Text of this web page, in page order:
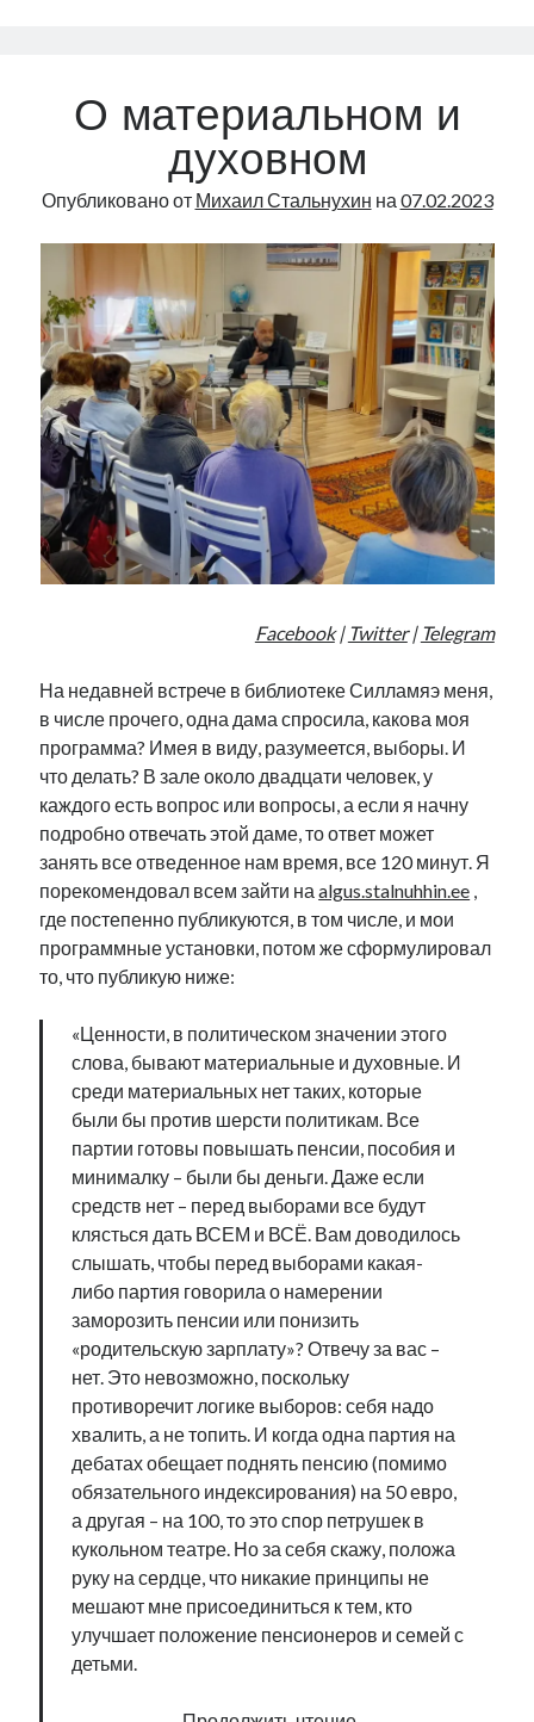
О материальном и
духовном
Опубликовано от Михаил Стальнухин на 07.02.2023
Facebook| Twitter| Telegram
На недавней встрече в библиотеке Силламяэ меня,
в числе прочего, одна дама спросила, какова моя
программа? Имея в виду, разумеется, выборы. И
что делать? В зале около двадцати человек, у
каждого есть вопрос или вопросы, а если я начну
подробно отвечать этой даме, то ответ может
занять все отведенное нам время, все 120 минут. Я
порекомендовал всем зайти наalgus.stalnuhhin.ee ,
где постепенно публикуются, в том числе, и мои
программные установки, потом же сформулировал
то, что публикую ниже:
«Ценности, в политическом значении этого
слова, бывают материальные и духовные. И
среди материальных нет таких, которые
были бы против шерсти политикам. Все
партии готовы повышать пенсии, пособия и
минималку – были бы деньги. Даже если
средств нет – перед выборами все будут
клясться дать ВСЕМ и ВСЁ. Вам доводилось
слышать, чтобы перед выборами какая-
либо партия говорила о намерении
заморозить пенсии или понизить
«родительскую зарплату»? Отвечу за вас –
нет. Это невозможно, поскольку
противоречит логике выборов: себя надо
хвалить, а не топить. И когда одна партия на
дебатах обещает поднять пенсию (помимо
обязательного индексирования) на 50 евро,
а другая – на 100, то это спор петрушек в
кукольном театре. Но за себя скажу, положа
руку на сердце, что никакие принципы не
мешают мне присоединиться к тем, кто
улучшает положение пенсионеров и семей с
детьми.